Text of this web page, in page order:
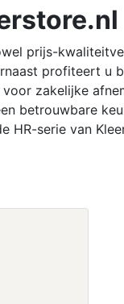
prijs-
profiteert u
zakelijke
betrouwbare
HR-serie van